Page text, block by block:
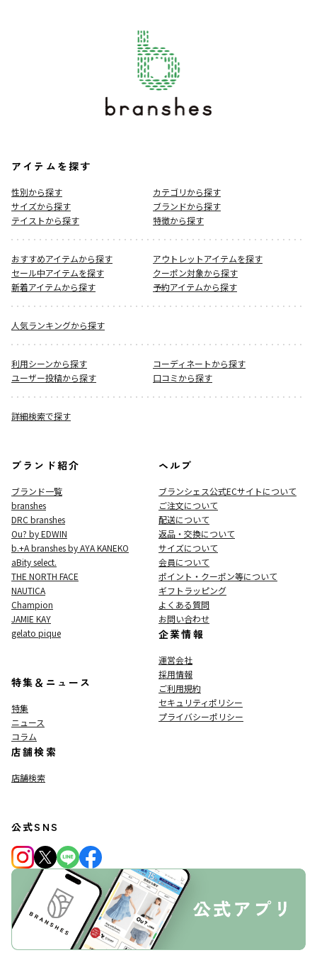
アイテムを探す
性別から探す
カテゴリから探す
サイズから探す
ブランドから探す
テイストから探す
特徴から探す
おすすめアイテムから探す
アウトレットアイテムを探す
セール中アイテムを探す
クーポン対象から探す
新着アイテムから探す
予約アイテムから探す
人気ランキングから探す
利用シーンから探す
コーディネートから探す
ユーザー投稿から探す
口コミから探す
詳細検索で探す
ブランド紹介
ブランド一覧
branshes
DRC branshes
Ou? by EDWIN
b.+A branshes by AYA KANEKO
aBity select.
THE NORTH FACE
NAUTICA
Champion
JAMIE KAY
gelato pique
特集＆ニュース
特集
ニュース
コラム
店舗検索
店舗検索
ヘルプ
ブランシェス公式ECサイトについて
ご注文について
配送について
返品・交換について
サイズについて
会員について
ポイント・クーポン等について
ギフトラッピング
よくある質問
お問い合わせ
企業情報
運営会社
採用情報
ご利用規約
セキュリティポリシー
プライバシーポリシー
公式SNS